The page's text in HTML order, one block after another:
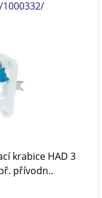
krabice HAD 3
přívodn..